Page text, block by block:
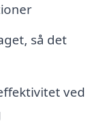
så det
ved